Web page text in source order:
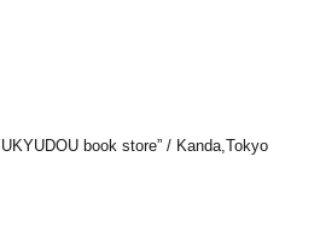
book store” / Kanda,Tokyo